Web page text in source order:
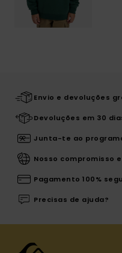
Envio e devoluções
Devoluções em 30
Junta-te ao
Nosso compromisso
Pagamento 100%
Precisas de ajuda?